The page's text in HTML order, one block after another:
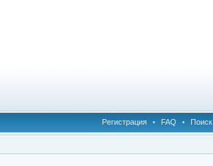
Регистрация • FAQ • Поиск